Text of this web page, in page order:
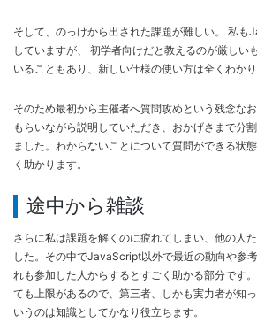
そして、のっけから出された課題が難しい。 私
していますが、 初学者向けだと教えるのが厳しい
いることもあり、新しい仕様の使い方は全くわかり
そのため最初から主催者へ質問攻めという残念な
もらいながら説明していただき、おかげさまで分
ました。わからないことについて質問ができる状
く助かります。
途中から雑談
さらに私は課題を解くのに疲れてしまい、他の人
した。その中でJavaScript以外で最近の動向や参
れも参加した人からするとすごく助かる部分です
ても上限があるので、第三者、しかも実力者が知
いうのは知識としてかなり役立ちます。